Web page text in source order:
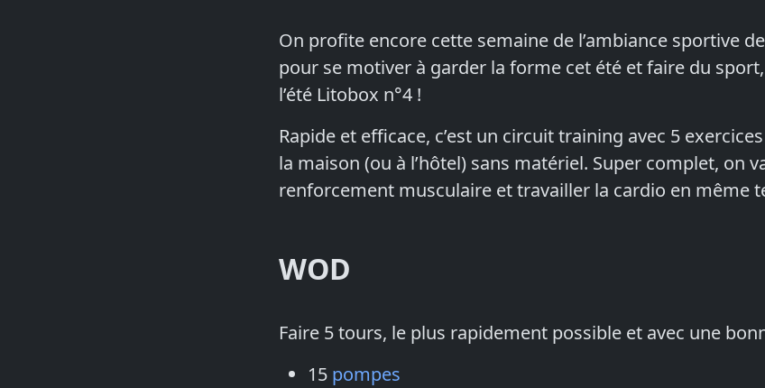
On profite encore cette semaine de l’ambiance sportive
pour se motiver à garder la forme cet été et faire du
l’été Litobox n°4 !
Rapide et efficace, c’est un circuit training avec 5
la maison (ou à l’hôtel) sans matériel. Super complet, on
renforcement musculaire et travailler la cardio en même
WOD
Faire 5 tours, le plus rapidement possible et avec une
15 pompes